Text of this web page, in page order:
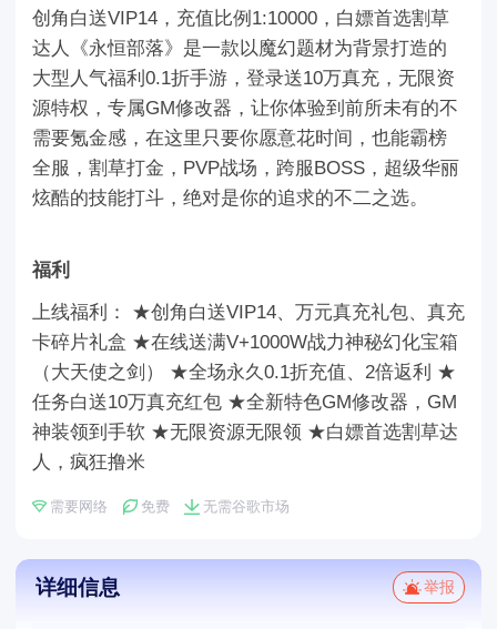
创角白送VIP14，充值比例1:10000，白嫖首选割草
达人《永恒部落》是一款以魔幻题材为背景打造的
大型人气福利0.1折手游，登录送10万真充，无限资
源特权，专属GM修改器，让你体验到前所未有的不
需要氪金感，在这里只要你愿意花时间，也能霸榜
全服，割草打金，PVP战场，跨服BOSS，超级华丽
炫酷的技能打斗，绝对是你的追求的不二之选。
福利
上线福利： ★创角白送VIP14、万元真充礼包、真充
卡碎片礼盒 ★在线送满V+1000W战力神秘幻化宝箱
（大天使之剑） ★全场永久0.1折充值、2倍返利 ★
任务白送10万真充红包 ★全新特色GM修改器，GM
神装领到手软 ★无限资源无限领 ★白嫖首选割草达
人，疯狂撸米
需要网络 免费 无需谷歌市场
详细信息 举报